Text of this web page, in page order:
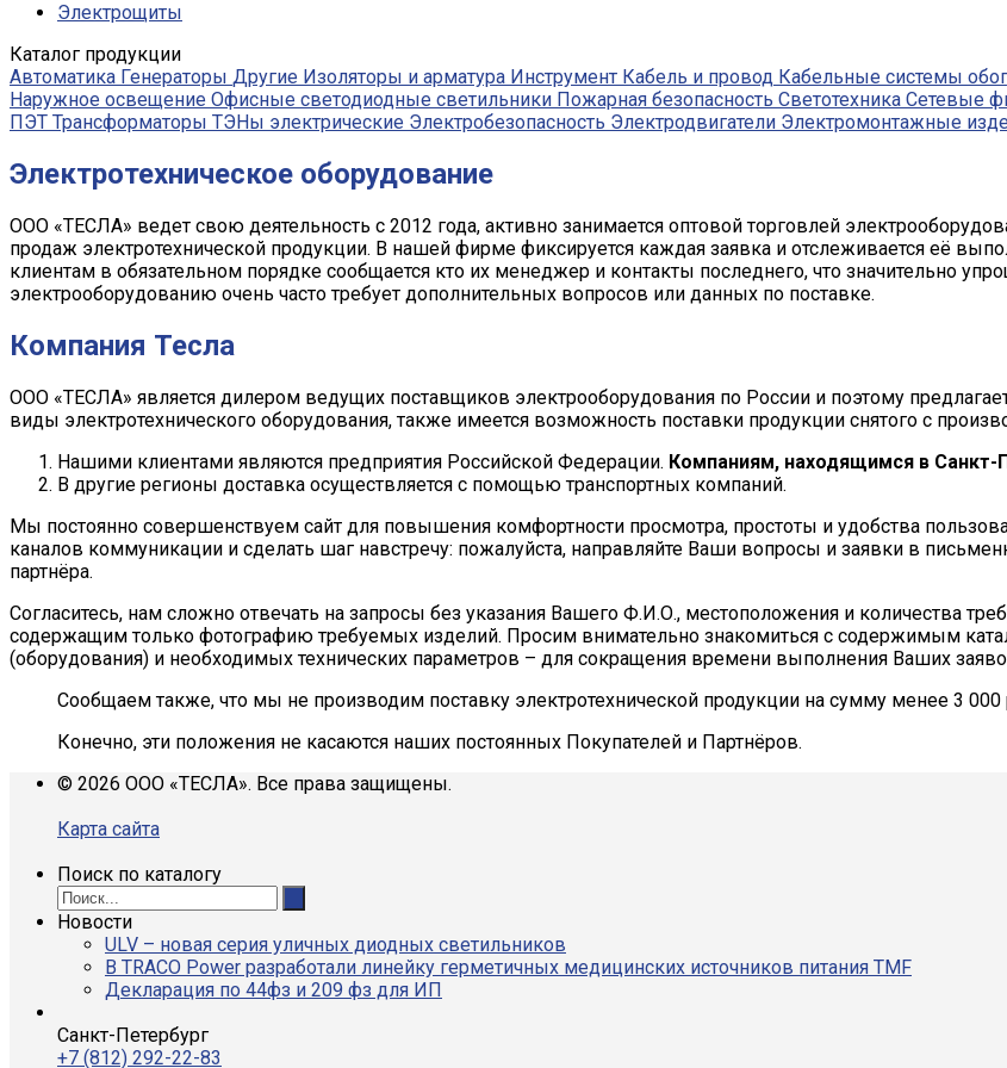
Электрощиты
Каталог продукции
Автоматика Генераторы Другие Изоляторы и арматура Инструмент Кабель и провод Кабельные системы
Наружное освещение Офисные светодиодные светильники Пожарная безопасность Светотехника Сетевые
ПЭТ Трансформаторы ТЭНы электрические Электробезопасность Электродвигатели Электромонтажные
Электротехническое оборудование
ООО «ТЕСЛА» ведет свою деятельность с 2012 года, активно занимается оптовой торговлей
продаж электротехнической продукции. В нашей фирме фиксируется каждая заявка и отслеживается её
клиентам в обязательном порядке сообщается кто их менеджер и контакты последнего, что значительно
электрооборудованию очень часто требует дополнительных вопросов или данных по поставке.
Компания Тесла
ООО «ТЕСЛА» является дилером ведущих поставщиков электрооборудования по России и поэтому
виды электротехнического оборудования, также имеется возможность поставки продукции снятого с
Нашими клиентами являются предприятия Российской Федерации. Компаниям, находящимся в Санкт-
В другие регионы доставка осуществляется с помощью транспортных компаний.
Мы постоянно совершенствуем сайт для повышения комфортности просмотра, простоты и удобства
каналов коммуникации и сделать шаг навстречу: пожалуйста, направляйте Ваши вопросы и заявки в
партнёра.
Согласитесь, нам сложно отвечать на запросы без указания Вашего Ф.И.О., местоположения и количества
содержащим только фотографию требуемых изделий. Просим внимательно знакомиться с содержимым
(оборудования) и необходимых технических параметров – для сокращения времени выполнения Ваших
Сообщаем также, что мы не производим поставку электротехнической продукции на сумму менее 3 000
Конечно, эти положения не касаются наших постоянных Покупателей и Партнёров.
© 2026 ООО «ТЕСЛА». Все права защищены.
Карта сайта
Поиск по каталогу
Новости
ULV – новая серия уличных диодных светильников
В TRACO Power разработали линейку герметичных медицинских источников питания TMF
Декларация по 44фз и 209 фз для ИП
Санкт-Петербург
+7 (812) 292-22-83